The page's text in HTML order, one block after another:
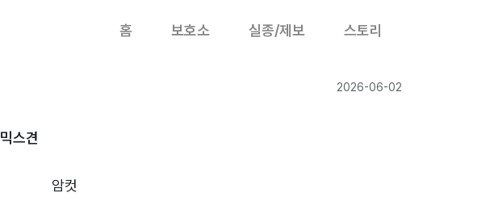
홈 보호소 실종/제보 스토리
2026-06-02
믹스견
암컷